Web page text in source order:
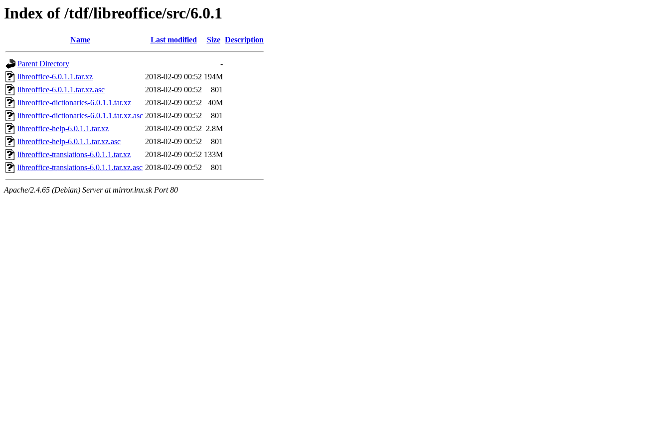
Index of /tdf/libreoffice/src/6.0.1
Name Last modified Size Description
Parent Directory
-
libreoffice-6.0.1.1.tar.xz
2018-02-09 00:52 194M
libreoffice-6.0.1.1.tar.xz.asc
2018-02-09 00:52
801
libreoffice-dictionaries-6.0.1.1.tar.xz
2018-02-09 00:52
40M
libreoffice-dictionaries-6.0.1.1.tar.xz.asc 2018-02-09 00:52
801
libreoffice-help-6.0.1.1.tar.xz
2018-02-09 00:52 2.8M
libreoffice-help-6.0.1.1.tar.xz.asc
2018-02-09 00:52
801
libreoffice-translations-6.0.1.1.tar.xz
2018-02-09 00:52 133M
libreoffice-translations-6.0.1.1.tar.xz.asc 2018-02-09 00:52 801
Apache/2.4.65 (Debian) Server at mirror.lnx.sk Port 80